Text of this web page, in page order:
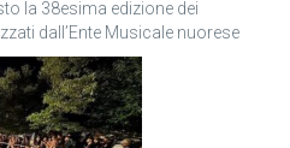
la 38esima edizione dei
dall’Ente Musicale nuorese